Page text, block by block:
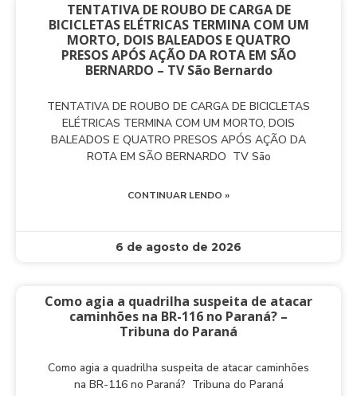
TENTATIVA DE ROUBO DE CARGA DE
BICICLETAS ELÉTRICAS TERMINA COM UM
MORTO, DOIS BALEADOS E QUATRO
PRESOS APÓS AÇÃO DA ROTA EM SÃO
BERNARDO – TV São Bernardo
TENTATIVA DE ROUBO DE CARGA DE BICICLETAS
ELÉTRICAS TERMINA COM UM MORTO, DOIS
BALEADOS E QUATRO PRESOS APÓS AÇÃO DA
ROTA EM SÃO BERNARDO TV São
CONTINUAR LENDO »
6 de agosto de 2026
Como agia a quadrilha suspeita de atacar
caminhões na BR-116 no Paraná? –
Tribuna do Paraná
Como agia a quadrilha suspeita de atacar caminhões
na BR-116 no Paraná? Tribuna do Paraná